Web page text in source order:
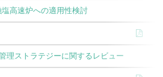
高速炉への適用性検討
理ストラテジーに関するレビュー